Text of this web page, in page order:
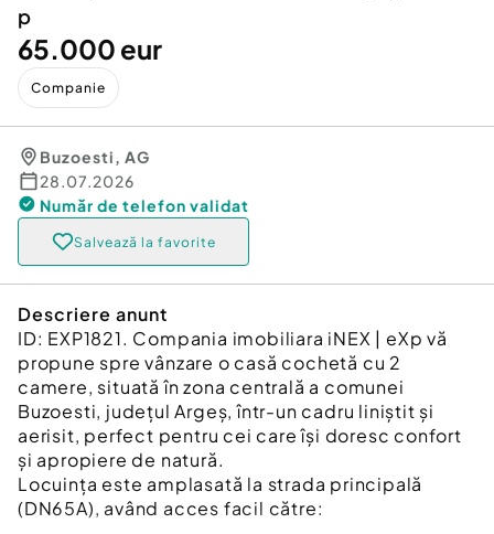
p
65.000 eur
Companie
Buzoesti, AG
28.07.2026
Număr de telefon validat
Salvează la favorite
Descriere anunt
ID: EXP1821. Compania imobiliara iNEX | eXp vă
propune spre vânzare o casă cochetă cu 2
camere, situată în zona centrală a comunei
Buzoesti, județul Argeș, într-un cadru liniștit și
aerisit, perfect pentru cei care își doresc confort
și apropiere de natură.
Locuința este amplasată la strada principală
(DN65A), având acces facil către: